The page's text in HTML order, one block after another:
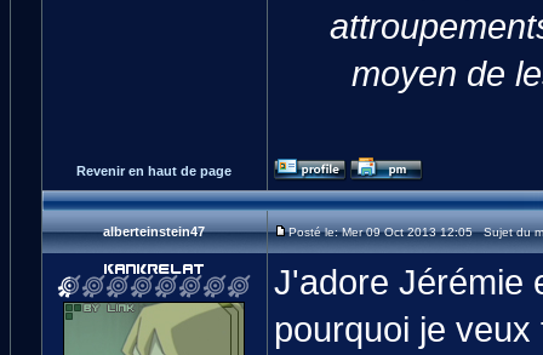
moyen de
Revenir en haut de page
alberteinstein47 Posté le: Mer 09 Oct 2013 12:05 Sujet du
J'adore Jérémie
pourquoi je